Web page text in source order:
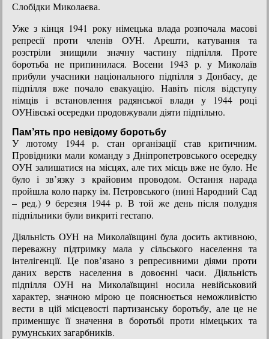
Слобідки Миколаєва.
Уже з кінця 1941 року німецька влада розпочала масові
репресії проти членів ОУН. Арешти, катування та
розстріли знищили значну частину підпілля. Проте
боротьба не припинилася. Восени 1943 р. у Миколаїв
прибули учасники національного підпілля з Донбасу, де
підпілля вже почало евакуацію. Навіть після відступу
німців і встановлення радянської влади у 1944 році
ОУНівські осередки продовжували діяти підпільно.
Пам’ять про невідому боротьбу
У лютому 1944 р. стан організації став критичним.
Провідники мали команду з Дніпропетровського осередку
ОУН залишатися на місцях, але тих місць вже не було. Не
було і зв’язку з крайовим проводом. Остання нарада
пройшла коло парку ім. Петровського (нині Народний Сад
– ред.) 9 березня 1944 р. В той же день після полудня
підпільники були викриті гестапо.
Діяльність ОУН на Миколаївщині була досить активною,
переважну підтримку мала у сільського населення та
інтелігенції. Це пов’язано з репресивними діями проти
даних верств населення в довоєнні часи. Діяльність
підпілля ОУН на Миколаївщині носила невійськовий
характер, значною мірою це пояснюється неможливістю
вести в цій місцевості партизанську боротьбу, але це не
применшує її значення в боротьбі проти німецьких та
румунських загарбників.